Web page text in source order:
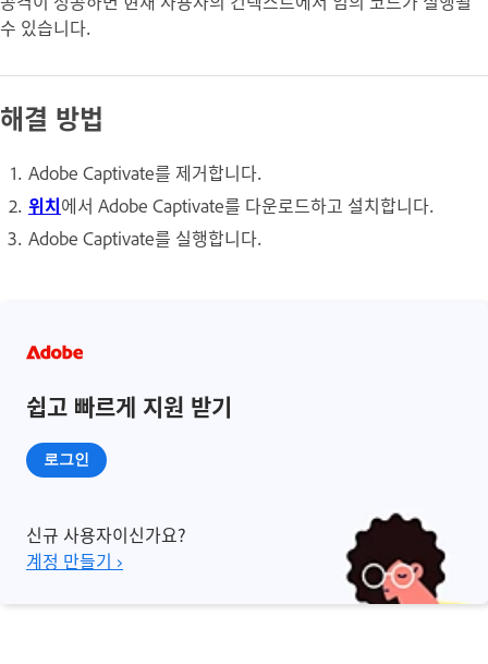
수 있습니다.
해결 방법
Adobe Captivate를 제거합니다.
위치에서 Adobe Captivate를 다운로드하고 설치합니다.
Adobe Captivate를 실행합니다.
쉽고 빠르게 지원 받기
로그인
신규 사용자이신가요?
계정 만들기 ›